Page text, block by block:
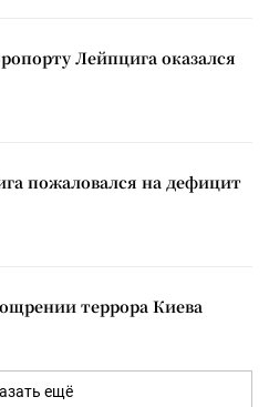
Лейпцига оказался
пожаловался на дефицит
террора Киева
ещё